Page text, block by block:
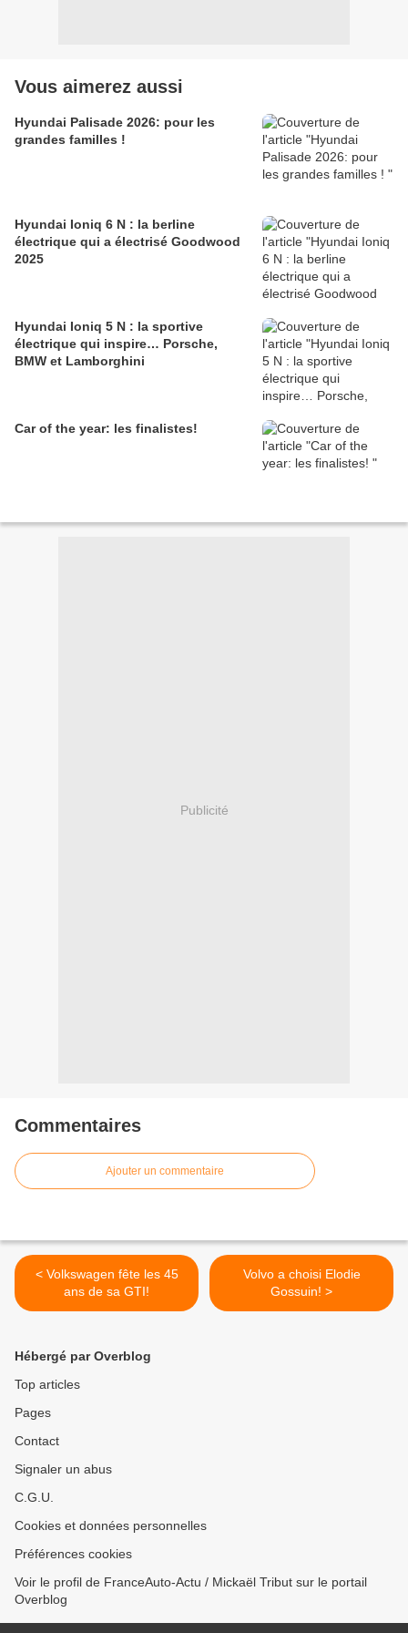
Vous aimerez aussi
Hyundai Palisade 2026: pour les
grandes familles !
Hyundai Ioniq 6 N : la berline
électrique qui a électrisé Goodwood
2025
Hyundai Ioniq 5 N : la sportive
électrique qui inspire… Porsche,
BMW et Lamborghini
Car of the year: les finalistes!
Publicité
Commentaires
Ajouter un commentaire
< Volkswagen fête les 45
ans de sa GTI!
Volvo a choisi Elodie
Gossuin! >
Hébergé par Overblog
Top articles
Pages
Contact
Signaler un abus
C.G.U.
Cookies et données personnelles
Préférences cookies
Voir le profil de FranceAuto-Actu / Mickaël Tribut sur le portail
Overblog